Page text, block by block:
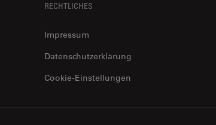
RECHTLICHES
Impressum
Datenschutzerklärung
Cookie-Einstellungen